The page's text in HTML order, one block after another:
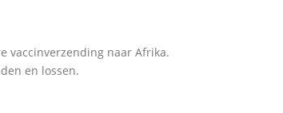
vaccinverzending naar Afrika.
en lossen.